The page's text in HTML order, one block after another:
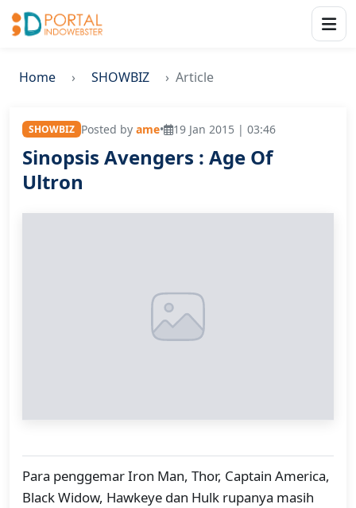
Home SHOWBIZ Article
SHOWBIZ Posted by ame• 19 Jan 2015 | 03:46
Sinopsis Avengers : Age Of
Ultron
Para penggemar Iron Man, Thor, Captain America,
Black Widow, Hawkeye dan Hulk rupanya masih